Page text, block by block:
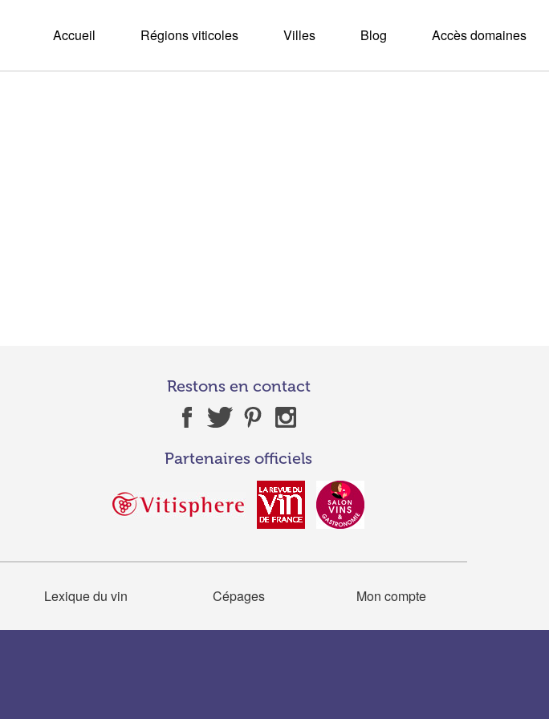
Accueil Régions viticoles Villes Blog Accès domaines
Restons en contact
Partenaires officiels
Lexique du vin Cépages Mon compte